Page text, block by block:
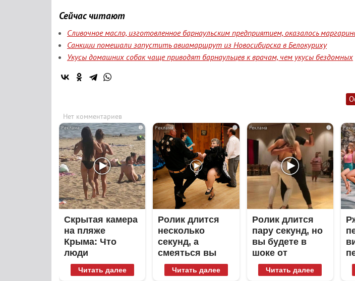
Сейчас читают
Сливочное масло, изготовленное барнаульским предприятием, оказалось
Санкции помешали запустить авиамаршрут из Новосибирска в Белокуриху
Укусы домашних собак чаще приводят барнаульцев к врачам, чем укусы бездомных
Нет комментариев
i
Скрытая камера
на пляже
Крыма: Что
люди
вытворяют,
когда их не
Читать далее
i
Ролик длится
несколько
секунд, а
смеяться вы
будете долго
Читать далее
i
Ролик длится
пару секунд, но
вы будете в
шоке от
увиденного
Читать далее